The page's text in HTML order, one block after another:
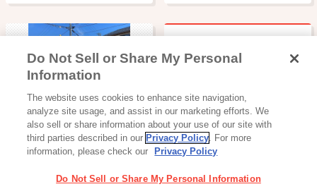
グリコワゴンが能登半島地
震被災地を訪問…
アイスクリームとアイスミ
違いはなんですか?
Do Not Sell or Share My Personal
Information
The website uses cookies to enhance site navigation,
analyze site usage, and assist in our marketing efforts. We
also sell or share information about your use of our site with
third parties described in our Privacy Policy. For more
information, please check our
Privacy Policy
Do Not Sell or Share My Personal Information